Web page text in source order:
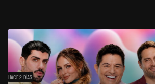
HACE 2 DÍAS